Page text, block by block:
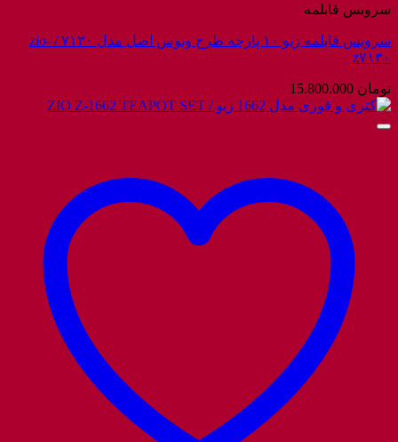
سرویس قابلمه
سرویس قابلمه زیو ۱۰ پارچه طرح ونوس اصل مدل ۷۱۳۰ / zio-
z۷۱۳۰
تومان